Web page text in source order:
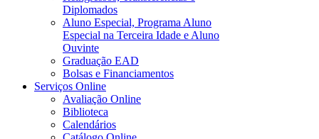
Diplomados
Aluno Especial, Programa Aluno
Especial na Terceira Idade e Aluno
Ouvinte
Graduação EAD
Bolsas e Financiamentos
Serviços Online
Avaliação Online
Biblioteca
Calendários